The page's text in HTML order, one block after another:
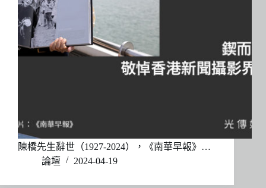
陳橋先生辭世（1927-2024），《南華早報》…
論壇
2024-04-19